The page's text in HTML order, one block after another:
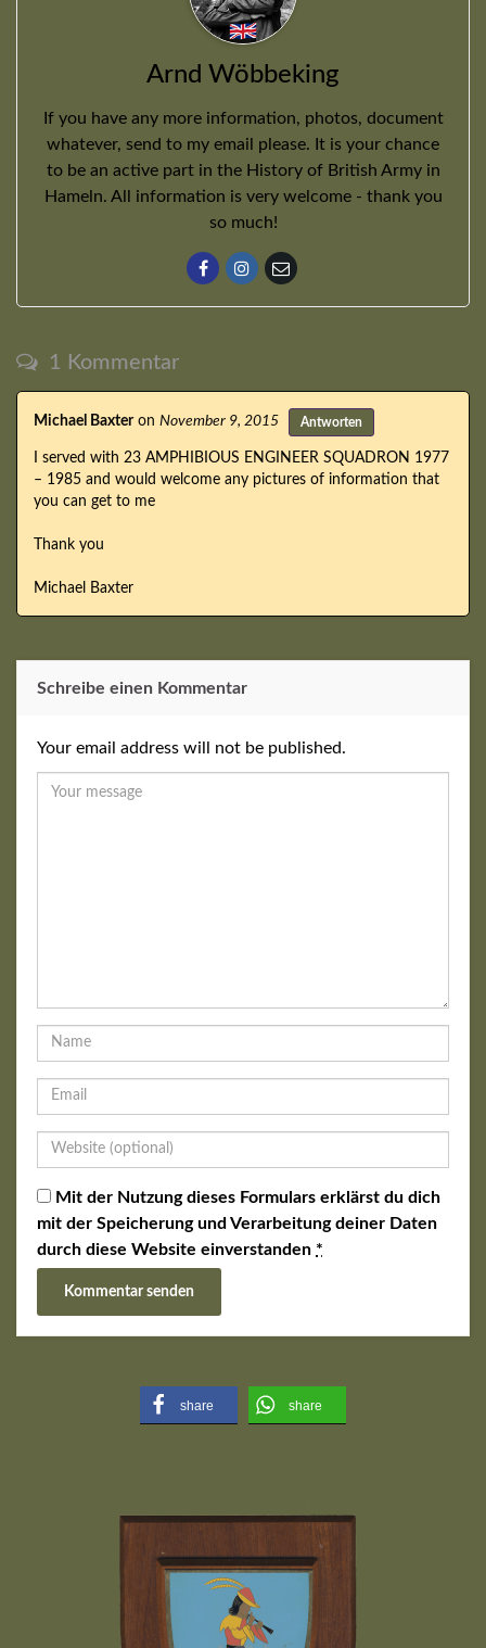
Arnd Wöbbeking
If you have any more information, photos, document
whatever, send to my email please. It is your chance
to be an active part in the History of British Army in
Hameln. All information is very welcome - thank you
so much!
1 Kommentar
Michael Baxteron November 9, 2015 Antworten
I served with 23 AMPHIBIOUS ENGINEER SQUADRON 1977
– 1985 and would welcome any pictures of information that
you can get to me
Thank you
Michael Baxter
Schreibe einen Kommentar
Your email address will not be published.
Mit der Nutzung dieses Formulars erklärst du dich
mit der Speicherung und Verarbeitung deiner Daten
durch diese Website einverstanden *
share share